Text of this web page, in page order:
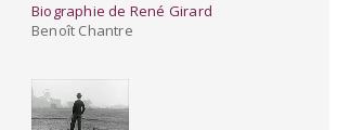
Biographie de René Girard
Benoît Chantre